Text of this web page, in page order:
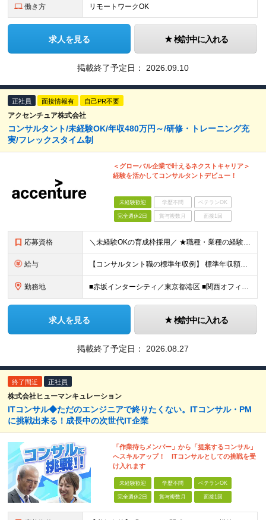
働き方 リモートワークOK
求人を見る 検討中に入れる
掲載終了予定日： 2026.09.10
正社員 面接情報有 自己PR不要
アクセンチュア株式会社
コンサルタント/未経験OK/年収480万円～/研修・トレーニング充
実/フレックスタイム制
＜グローバル企業で叶えるネクストキャリア＞
経験を活かしてコンサルタントデビュー！
未経験歓迎 学歴不問 ベテランOK
完全週休2日 賞与複数月 面接1回
応募資格 ＼未経験OKの育成枠採用／ ★職種・業種の経験は不問です！ ■大卒以上 ■35歳未満の方（長期キャリア形成のための例外事由 3号のイ） 第二新卒をはじめ、子育てなどのブランクを経て再度キャリアを築き
給与 【コンサルタント職の標準年収例】 標準年収額：6,630,000円（個人/法人業績賞与および各種手当を含んだ場合の理論値） 年額基本給：4,800,000円、月額基本給：400,000円（年額基本給1
勤務地 ■赤坂インターシティ／東京都港区 ■関西オフィス／大阪府大阪市北区 ■アクセンチュア・イノベーションセンター北海道／北海道札幌市 ■アクセンチュア・アドバンスト・テクノロジーセンター仙台／宮城県仙台市
求人を見る 検討中に入れる
掲載終了予定日： 2026.08.27
終了間近 正社員
株式会社ヒューマンキュレーション
ITコンサル◆ただのエンジニアで終りたくない。ITコンサル・PM
に挑戦出来る！成長中の次世代IT企業
「作業待ちメンバー」から「提案するコンサル」
へスキルアップ！ ITコンサルとしての挑戦を受
け入れます
未経験歓迎 学歴不問 ベテランOK
完全週休2日 賞与複数月 面接1回